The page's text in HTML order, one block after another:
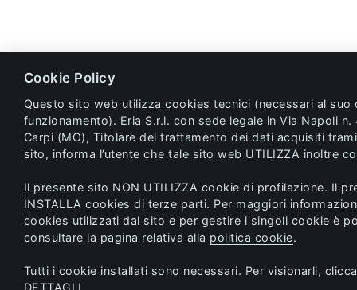
Cookie Policy
Questo sito web utilizza cookies tecnici (necessari al suo
funzionamento). Eria S.r.l. con sede legale in Via Napoli n.
Carpi (MO), Titolare del trattamento dei dati acquisiti
sito, informa l’utente che tale sito web UTILIZZA inoltre
Il presente sito NON UTILIZZA cookie di profilazione. Il
INSTALLA cookies di terze parti. Per maggiori
cookies utilizzati dal sito e per gestire i singoli cookie è
consultare la pagina relativa alla politica cookie.
Tutti i cookie installati sono necessari. Per visionarli,
DETTAGLI